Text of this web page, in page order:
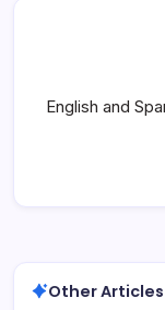
English and
Other Articles